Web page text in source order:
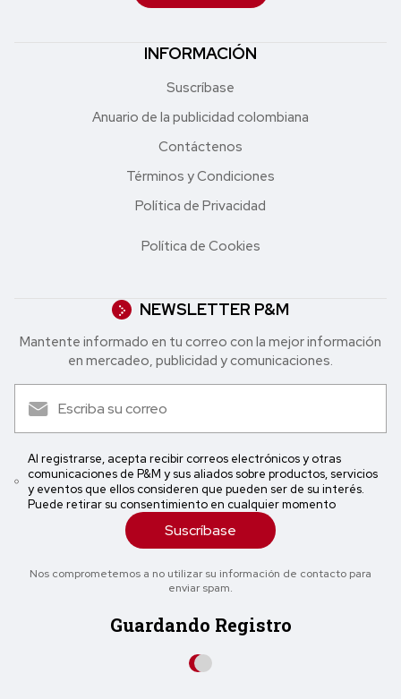
INFORMACIÓN
Suscríbase
Anuario de la publicidad colombiana
Contáctenos
Términos y Condiciones
Política de Privacidad
Política de Cookies
NEWSLETTER P&M
Mantente informado en tu correo con la mejor in formación
en mercadeo, publicidad y comunicaciones.
Al registrarse, acepta recibir correos electrónicos y otras
comunicaciones de P&M y sus aliados sobre productos, servicios
y eventos que ellos consideren que pueden ser de su interés.
Puede retirar su consentimiento en cualquier momento
Suscríbase
Nos comprometemos a no utilizar su información de contacto para
enviar spam.
Guardando Registro